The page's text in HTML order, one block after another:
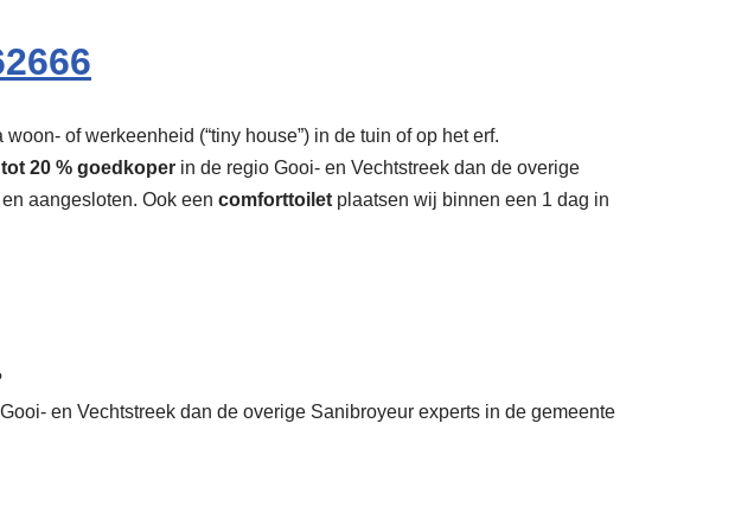
of werkeenheid (“tiny house”) in de tuin of op het erf.
tot 20 % goedkoper in de regio Gooi- en Vechtstreek dan de overige
aangesloten. Ook een comforttoilet plaatsen wij binnen een 1 dag in
en Vechtstreek dan de overige Sanibroyeur experts in de gemeente